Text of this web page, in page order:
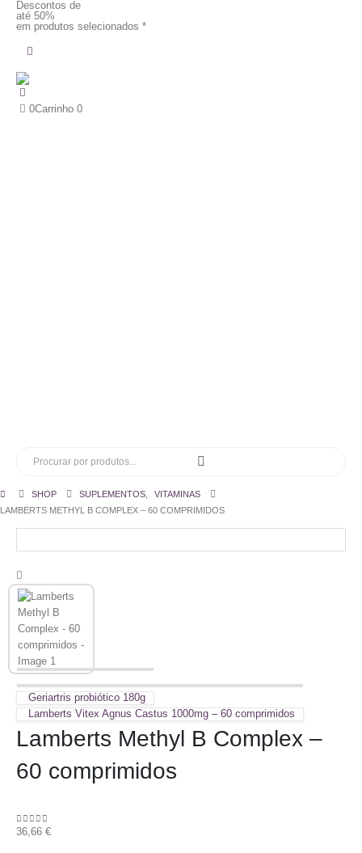
Descontos de
até 50%
em produtos selecionados *
0Carrinho 0
SHOP SUPLEMENTOS
VITAMINAS
LAMBERTS METHYL B COMPLEX – 60 COMPRIMIDOS
Geriartris probiótico 180g
Lamberts Vitex Agnus Castus 1000mg – 60 comprimidos
Lamberts Methyl B Complex –
60 comprimidos
0out of 5
36,66 €